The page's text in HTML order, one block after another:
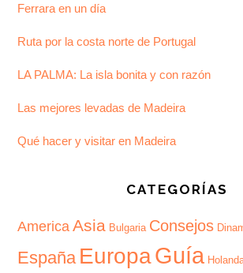
Ferrara en un día
Ruta por la costa norte de Portugal
LA PALMA: La isla bonita y con razón
Las mejores levadas de Madeira
Qué hacer y visitar en Madeira
CATEGORÍAS
America Asia Bulgaria Consejos
España EuropaGuía